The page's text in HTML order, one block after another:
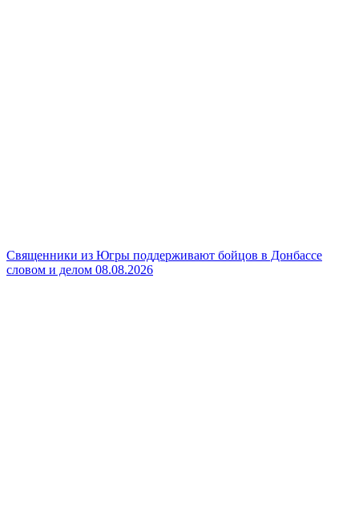
Священники из Югры поддерживают бойцов в Донбассе
словом и делом 08.08.2026